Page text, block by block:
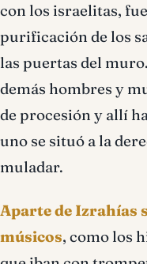
con los israelitas,
purificación de los
las puertas del
demás hombres y
de procesión y allí
uno se situó a la
muladar.
Aparte de Izrahías
músicos, como los